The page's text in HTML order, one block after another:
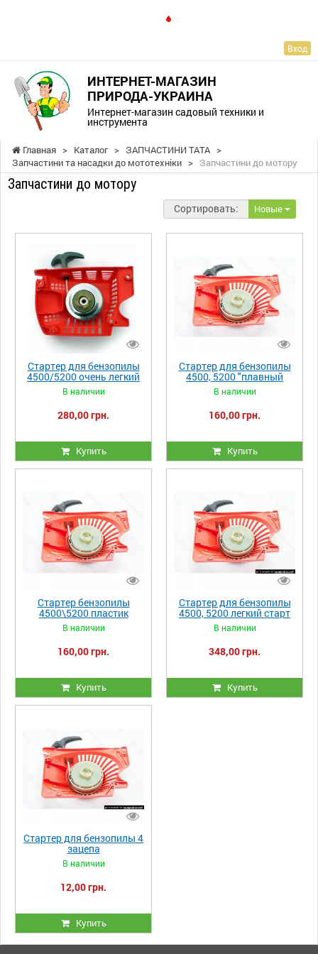
Вход
ИНТЕРНЕТ-МАГАЗИН
ПРИРОДА-УКРАИНА
Интернет-магазин садовый техники и
инструмента
Главная > Каталог > ЗАПЧАСТИНИ ТАТА >
Запчастини та насадки до мототехніки > Запчастини до мотору
Запчастини до мотору
Сортировать: Новые
Стартер для бензопилы
4500/5200 очень легкий
старт (четыре зацепа)
В наличии
280,00 грн.
Купить
Стартер для бензопилы
4500, 5200 "плавный
пуск" (два зацепа)
В наличии
160,00 грн.
Купить
Стартер бензопилы
4500\5200 пластик
В наличии
160,00 грн.
Купить
Стартер для бензопилы
4500, 5200 легкий старт
(два зацепа)
В наличии
348,00 грн.
Купить
Стартер для бензопилы 4
зацепа
В наличии
12,00 грн.
Купить